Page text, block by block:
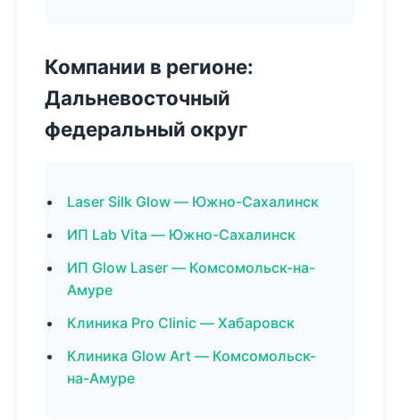
Компании в регионе:
Дальневосточный
федеральный округ
Laser Silk Glow — Южно-Сахалинск
ИП Lab Vita — Южно-Сахалинск
ИП Glow Laser — Комсомольск-на-
Амуре
Клиника Pro Clinic — Хабаровск
Клиника Glow Art — Комсомольск-
на-Амуре